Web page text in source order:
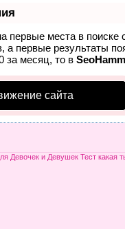
первые места в поиске
а первые результаты
за месяц, то в
сайта
Девочек и Девушек Тест какая